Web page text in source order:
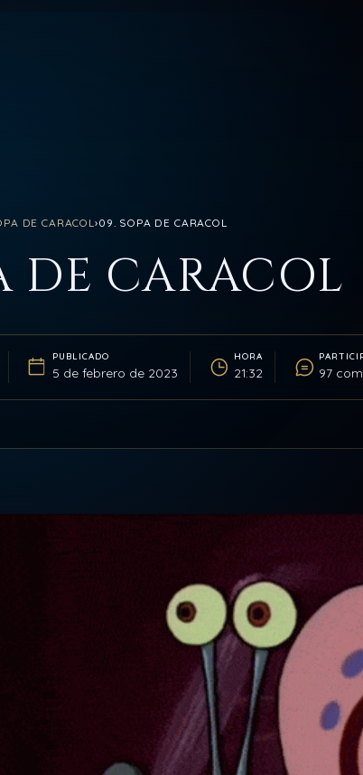
DE CARACOL›09. SOPA DE CARACOL
DE CARACOL
PUBLICADO
5 de febrero de 2023
HORA
21:32 97